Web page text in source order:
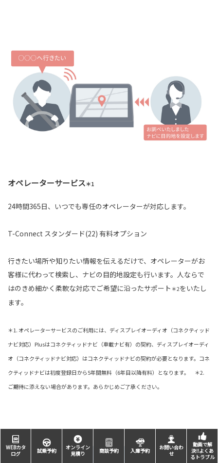
オペレーターサービス＊1
24時間365日、いつでも専任のオペレーターが対応します。
T-Connect スタンダード(22) 有料オプション
行きたい場所や知りたい情報を伝えるだけで、オペレーターがお
客様に代わって検索し、ナビの目的地設定も行います。人ならで
はのきめ細かく柔軟な対応でご希望に沿ったサポート ＊2をいたし
ます。
＊1. オペレーターサービスのご利用には、ディスプレイオーディオ（コネクティッド
ナビ対応）Plusはコネクティッドナビ（車載ナビ有）の契約、ディスプレイオーディ
オ（コネクティッドナビ対応）はコネクティッドナビの契約が必要となります。コネ
クティッドナビは初度登録日から5年間無料（6年目以降有料）となります。 ＊2.
ご期待に添えない場合があります。あらかじめご了承ください。
WEBカタ
ログ
試乗予約
オンライン
見積り
商談予約 入庫予約
お問い合わ
せ
動画で解
決‼よくあ
るトラブル